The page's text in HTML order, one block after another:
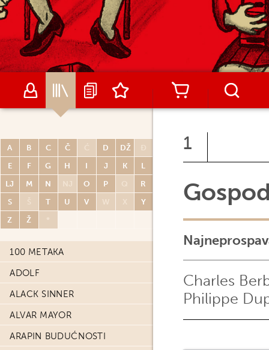
A B C Č Ć D DŽ
Đ
E
F G H I J K
L
LJ
M N NJ O P Q
R
S
Š T U V W X
Y
Z
Ž *
100 METAKA
ADOLF
ALACK SINNER
ALVAR MAYOR
ARAPIN BUDUĆNOSTI
1
Charles
Philippe